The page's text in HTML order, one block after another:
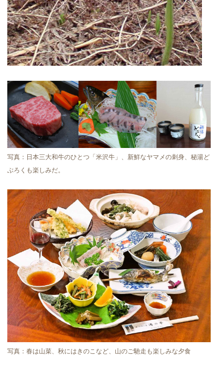
写真：日本三大和牛のひとつ「米沢牛」、新鮮なヤマメの刺身、秘湯ど
ぶろくも楽しみだ。
写真：春は山菜、秋にはきのこなど、山のご馳走も楽しみな夕食